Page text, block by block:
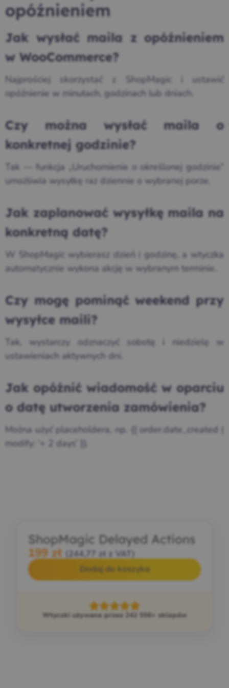
opóźnieniem
Jak wysłać maila z opóźnieniem
w WooCommerce?
Najprościej skorzystać z ShopMagic i ustawić
opóźnienie w minutach, godzinach lub dniach.
Czy można wysłać maila o
konkretnej godzinie?
Tak — funkcja „Uruchomienie o określonej godzinie”
umożliwia wysyłkę raz dziennie o wybranej porze.
Jak zaplanować wysyłkę maila na
konkretną datę?
W ShopMagic wybierasz dzień i godzinę, a wtyczka
automatycznie wykona akcję w wybranym terminie.
Czy mogę pominąć weekend przy
wysyłce maili?
Tak, wystarczy odznaczyć sobotę i niedzielę w
ustawieniach aktywnych dni.
Jak opóźnić wiadomość w oparciu
o datę utworzenia zamówienia?
Można użyć placeholdera, np. {{ order.date_created |
modify: ‘+ 2 days’ }}.
ShopMagic Delayed Actions
199 zł 244,77 zł
z VAT)
Dodaj do koszyka
Wtyczki używane przez 242 556+ sklepów